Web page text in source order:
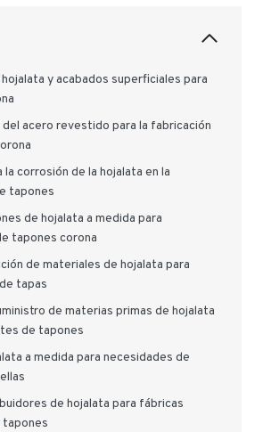
y acabados superficiales para
acero revestido para la fabricación
la corrosión de la hojalata en la
tapones
de hojalata a medida para
tapones corona
de materiales de hojalata para
tapas
de materias primas de hojalata
de tapones
a medida para necesidades de
de hojalata para fábricas
tapones